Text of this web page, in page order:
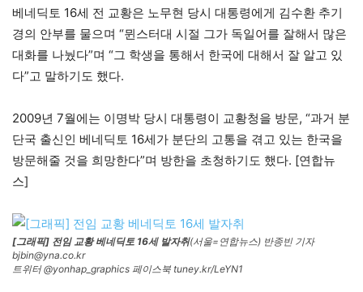
베네딕토 16세 전 교황은 노무현 당시 대통령에게 김수환 추기
경의 안부를 물으며 “뮌스터대 시절 그가 독일어를 잘해서 많은
대화를 나눴다”며 “그 학생을 통해서 한국에 대해서 잘 알고 있
다”고 말하기도 했다.
2009년 7월에는 이명박 당시 대통령이 교황청을 방문, “과거 분
단국 출신인 베네딕토 16세가 분단의 고통을 겪고 있는 한국을
방문해줄 것을 희망한다”며 방한을 초청하기도 했다. [연합뉴
스]
[그래픽] 전임 교황 베네딕토 16세 발자취(서울=연합뉴스) 반종빈 기자
bjbin@yna.co.kr
트위터 @yonhap_graphics 페이스북 tuney.kr/LeYN1